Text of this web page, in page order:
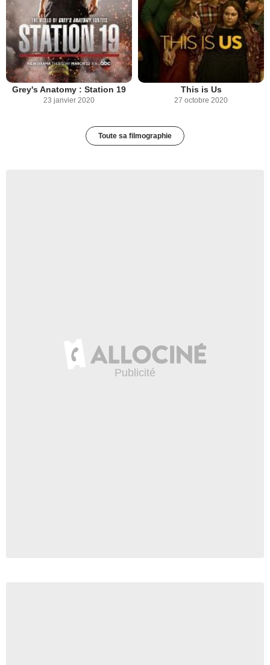
Grey's Anatomy : Station 19
23 janvier 2020
This is Us
27 octobre 2020
Toute sa filmographie